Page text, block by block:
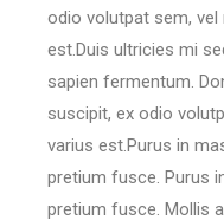
odio volutpat sem,
est.Duis ultricies mi
sapien fermentum.
suscipit, ex odio
varius est.Purus in
pretium fusce. Purus
pretium fusce. Mollis